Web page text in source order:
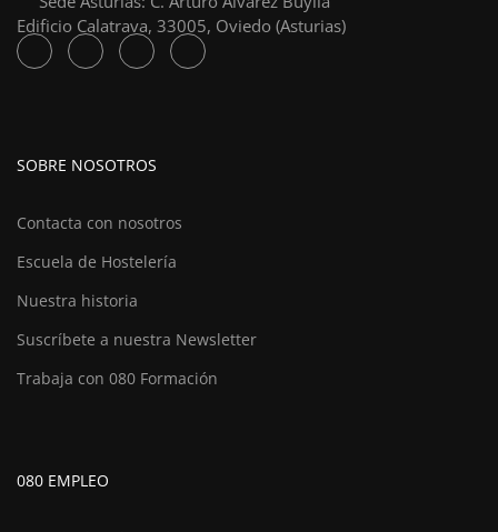
Edificio Calatrava, 33005, Oviedo (Asturias)
SOBRE NOSOTROS
Contacta con nosotros
Escuela de Hostelería
Nuestra historia
Suscríbete a nuestra Newsletter
Trabaja con 080 Formación
080 EMPLEO